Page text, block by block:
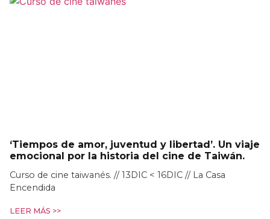
‘Tiempos de amor, juventud y libertad’. Un viaje
emocional por la historia del cine de Taiwán.
Curso de cine taiwanés. // 13DIC < 16DIC // La Casa
Encendida
LEER MÁS >>